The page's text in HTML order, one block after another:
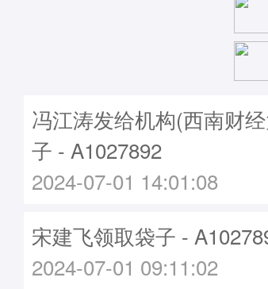
冯江涛发给机构(西南财
子 - A1027892
2024-07-01 14:01:08
宋建飞领取袋子 -
2024-07-01 09:11:02